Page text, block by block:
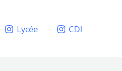
Lycée CDI